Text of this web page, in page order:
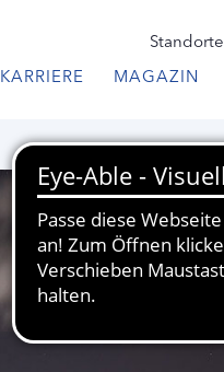
Standorte
KARRIERE MAGAZIN